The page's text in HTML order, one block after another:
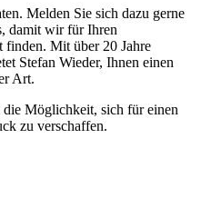
Melden Sie sich dazu gerne
damit wir für Ihren
finden. Mit über 20 Jahre
Stefan Wieder, Ihnen einen
Art.
die Möglichkeit, sich für einen
zu verschaffen.